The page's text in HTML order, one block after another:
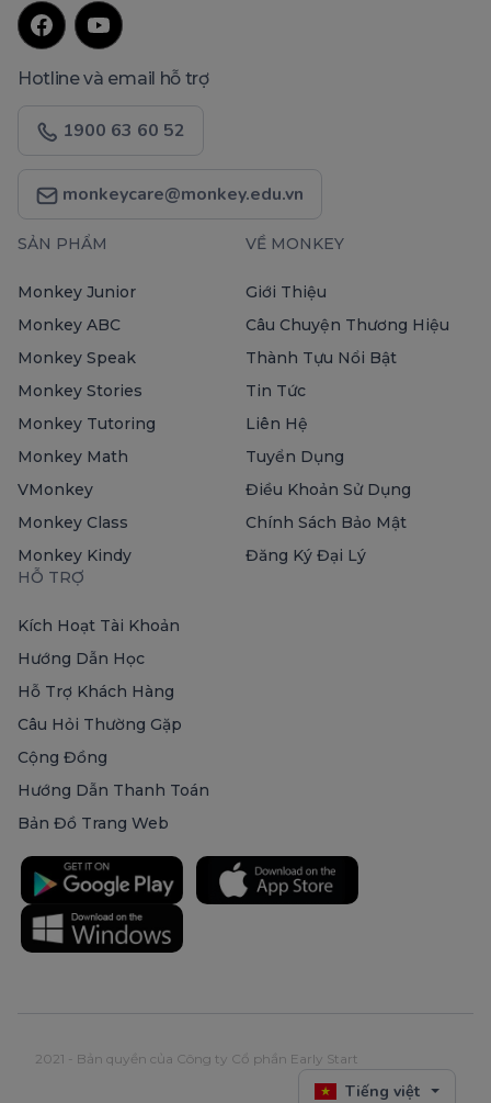
Hotline và email hỗ trợ
1900 63 60 52
monkeycare@monkey.edu.vn
SẢN PHẨM
Monkey Junior
Monkey ABC
Monkey Speak
Monkey Stories
Monkey Tutoring
Monkey Math
VMonkey
Monkey Class
Monkey Kindy
VỀ MONKEY
Giới Thiệu
Câu Chuyện Thương Hiệu
Thành Tựu Nổi Bật
Tin Tức
Liên Hệ
Tuyển Dụng
Điều Khoản Sử Dụng
Chính Sách Bảo Mật
Đăng Ký Đại Lý
HỖ TRỢ
Kích Hoạt Tài Khoản
Hướng Dẫn Học
Hỗ Trợ Khách Hàng
Câu Hỏi Thường Gặp
Cộng Đồng
Hướng Dẫn Thanh Toán
Bản Đồ Trang Web
2021 - Bản quyền của Công ty Cổ phần Early Start
Tiếng việt